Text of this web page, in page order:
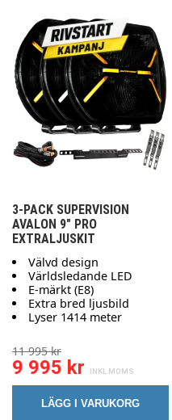
3-PACK SUPERVISION
AVALON 9" PRO
EXTRALJUSKIT
Välvd design
Världsledande LED
E-märkt (E8)
Extra bred ljusbild
Lyser 1414 meter
11 995 kr
9 995 kr
LÄGG I VARUKORG